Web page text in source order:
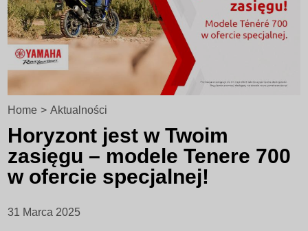
Home > Aktualności
Horyzont jest w Twoim
zasięgu – modele Tenere 700
w ofercie specjalnej!
31 Marca 2025